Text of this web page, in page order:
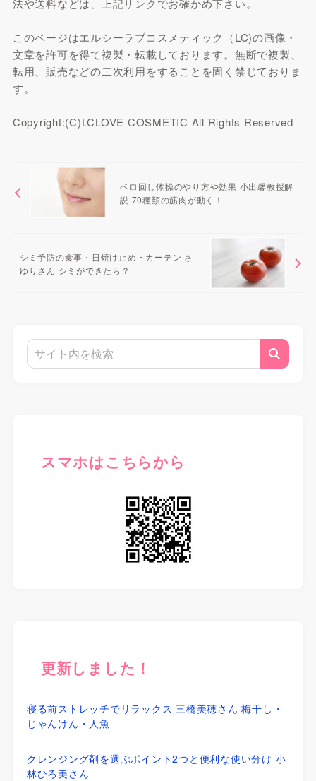
法や送料などは、上記リンクでお確かめ下さい。
このページはエルシーラブコスメティック（LC)の画像・
文章を許可を得て複製・転載しております。無断で複製、
転用、販売などの二次利用をすることを固く禁じておりま
す。
Copyright:(C)LCLOVE COSMETIC All Rights Reserved
ベロ回し体操のやり方や効果 小出馨教授解
説 70種類の筋肉が動く！
シミ予防の食事・日焼け止め・カーテン さ
ゆりさん シミができたら？
スマホはこちらから
更新しました！
寝る前ストレッチでリラックス 三橋美穂さん 梅干し・
じゃんけん・人魚
クレンジング剤を選ぶポイント2つと便利な使い分け 小
林ひろ美さん